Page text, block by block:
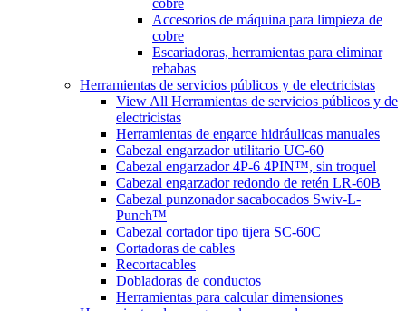
cobre
Accesorios de máquina para limpieza de
cobre
Escariadoras, herramientas para eliminar
rebabas
Herramientas de servicios públicos y de electricistas
View All Herramientas de servicios públicos y de
electricistas
Herramientas de engarce hidráulicas manuales
Cabezal engarzador utilitario UC-60
Cabezal engarzador 4P-6 4PIN™, sin troquel
Cabezal engarzador redondo de retén LR-60B
Cabezal punzonador sacabocados Swiv-L-
Punch™
Cabezal cortador tipo tijera SC-60C
Cortadoras de cables
Recortacables
Dobladoras de conductos
Herramientas para calcular dimensiones